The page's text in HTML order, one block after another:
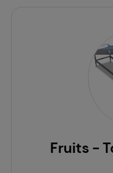
Fruits -